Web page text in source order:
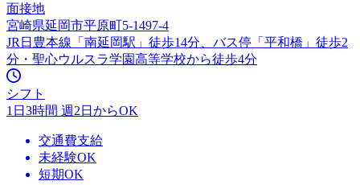
面接地
宮崎県延岡市平原町5-1497-4
JR日豊本線「南延岡駅」徒歩14分、バス停「平和橋」徒歩2
分・聖心ウルスラ学園高等学校から徒歩4分
シフト
1日3時間 週2日からOK
交通費支給
未経験OK
短期OK